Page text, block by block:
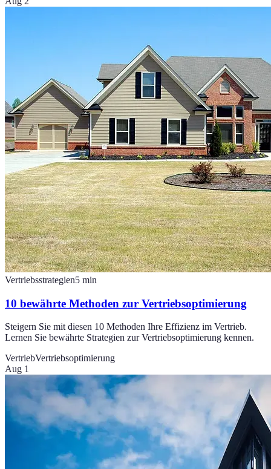
Vertriebsstrategien5 min
10 bewährte Methoden zur Vertriebsoptimierung
Steigern Sie mit diesen 10 Methoden Ihre Effizienz im Vertrieb.
Lernen Sie bewährte Strategien zur Vertriebsoptimierung kennen.
VertriebVertriebsoptimierung
Aug 1